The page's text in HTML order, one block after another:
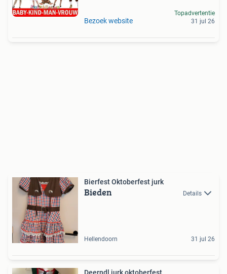
Bezoek website
Topadvertentie
31 jul 26
Bierfest Oktoberfest jurk
Bieden Details
Hellendoorn 31 jul 26